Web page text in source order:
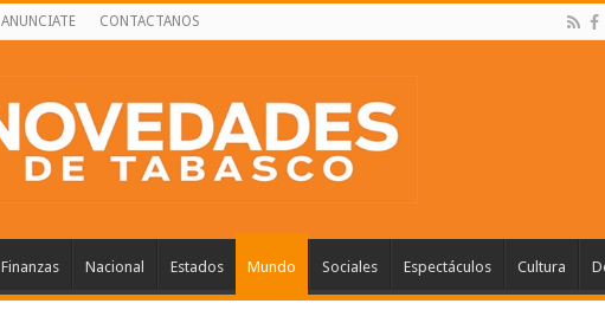
ANUNCIATE CONTACTANOS
Finanzas Nacional Estados Mundo Sociales Espectáculos Cultura